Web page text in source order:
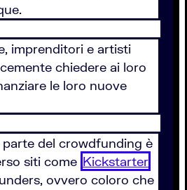
imprenditori e artisti
chiedere ai loro
le loro nuove
del crowdfunding è
siti come Kickstarter
ovvero coloro che